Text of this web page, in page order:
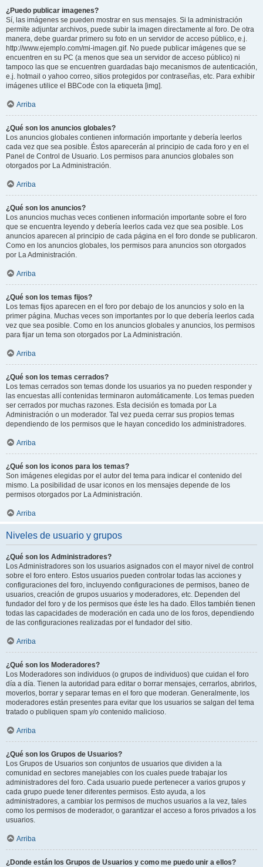
¿Puedo publicar imagenes?
Sí, las imágenes se pueden mostrar en sus mensajes. Si la administración
permite adjuntar archivos, puede subir la imagen directamente al foro. De otra
manera, debe guardar primero su foto en un servidor de acceso público, e.j.
http://www.ejemplo.com/mi-imagen.gif. No puede publicar imágenes que se
encuentren en su PC (a menos que sea un servidor de acceso público) ni
tampoco las que se encuentren guardadas bajo mecanismos de autenticación,
e.j. hotmail o yahoo correo, sitios protegidos por contraseñas, etc. Para exhibir
imágenes utilice el BBCode con la etiqueta [img].
Arriba
¿Qué son los anuncios globales?
Los anuncios globales contienen información importante y debería leerlos
cada vez que sea posible. Éstos aparecerán al principio de cada foro y en el
Panel de Control de Usuario. Los permisos para anuncios globales son
otorgados por La Administración.
Arriba
¿Qué son los anuncios?
Los anuncios muchas veces contienen información importante sobre el foro
que se encuentra leyendo y debería leerlos cada vez que sea posible. Los
anuncios aparecen al principio de cada página en el foro donde se publicaron.
Como en los anuncios globales, los permisos para anuncios son otorgados
por La Administración.
Arriba
¿Qué son los temas fijos?
Los temas fijos aparecen en el foro por debajo de los anuncios y solo en la
primer página. Muchas veces son importantes por lo que debería leerlos cada
vez que sea posible. Como en los anuncios globales y anuncios, los permisos
para fijar un tema son otorgados por La Administración.
Arriba
¿Qué son los temas cerrados?
Los temas cerrados son temas donde los usuarios ya no pueden responder y
las encuestas allí contenidas terminaron automáticamente. Los temas pueden
ser cerrados por muchas razones. Esta decisión es tomada por La
Administración o un moderador. Tal vez pueda cerrar sus propios temas
dependiendo de los permisos que le hayan concedido los administradores.
Arriba
¿Qué son los iconos para los temas?
Son imágenes elegidas por el autor del tema para indicar el contenido del
mismo. La posibilidad de usar iconos en los mensajes depende de los
permisos otorgados por La Administración.
Arriba
Niveles de usuario y grupos
¿Qué son los Administradores?
Los Administradores son los usuarios asignados con el mayor nivel de control
sobre el foro entero. Estos usuarios pueden controlar todas las acciones y
configuraciones del foro, incluyendo configuraciones de permisos, baneo de
usuarios, creación de grupos usuarios y moderadores, etc. Dependen del
fundador del foro y de los permisos que éste les ha dado. Ellos también tienen
todas las capacidades de moderación en cada uno de los foros, dependiendo
de las configuraciones realizadas por el fundador del sitio.
Arriba
¿Qué son los Moderadores?
Los Moderadores son individuos (o grupos de individuos) que cuidan el foro
día a día. Tienen la autoridad para editar o borrar mensajes, cerrarlos, abrirlos,
moverlos, borrar y separar temas en el foro que moderan. Generalmente, los
moderadores están presentes para evitar que los usuarios se salgan del tema
tratado o publiquen spam y/o contenido malicioso.
Arriba
¿Qué son los Grupos de Usuarios?
Los Grupos de Usuarios son conjuntos de usuarios que dividen a la
comunidad en sectores manejables con los cuales puede trabajar los
administradores del foro. Cada usuario puede pertenecer a varios grupos y
cada grupo puede tener diferentes permisos. Esto ayuda, a los
administradores, a cambiar los permisos de muchos usuarios a la vez, tales
como los permisos de moderador, o garantizar el acceso a foros privados a los
usuarios.
Arriba
¿Donde están los Grupos de Usuarios y como me puedo unir a ellos?